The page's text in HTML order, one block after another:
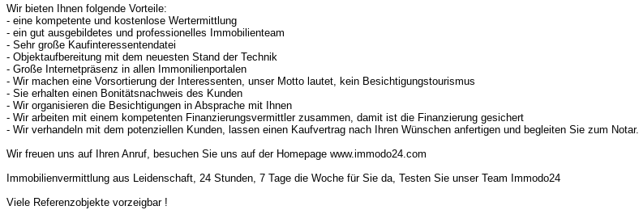
Wir bieten Ihnen folgende Vorteile:
- eine kompetente und kostenlose Wertermittlung
- ein gut ausgebildetes und professionelles Immobilienteam
- Sehr große Kaufinteressentendatei
- Objektaufbereitung mit dem neuesten Stand der Technik
- Große Internetpräsenz in allen Immonilienportalen
- Wir machen eine Vorsortierung der Interessenten, unser Motto lautet, kein Besichtigungstourismus
- Sie erhalten einen Bonitätsnachweis des Kunden
- Wir organisieren die Besichtigungen in Absprache mit Ihnen
- Wir arbeiten mit einem kompetenten Finanzierungsvermittler zusammen, damit ist die Finanzierung gesichert
- Wir verhandeln mit dem potenziellen Kunden, lassen einen Kaufvertrag nach Ihren Wünschen anfertigen und begleiten Sie zum Notar.
Wir freuen uns auf Ihren Anruf, besuchen Sie uns auf der Homepage www.immodo24.com
Immobilienvermittlung aus Leidenschaft, 24 Stunden, 7 Tage die Woche für Sie da, Testen Sie unser Team Immodo24
Viele Referenzobjekte vorzeigbar !